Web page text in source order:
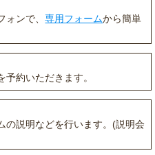
ォンで、専用フォームから簡単
予約いただきます。
の説明などを行います。(説明会